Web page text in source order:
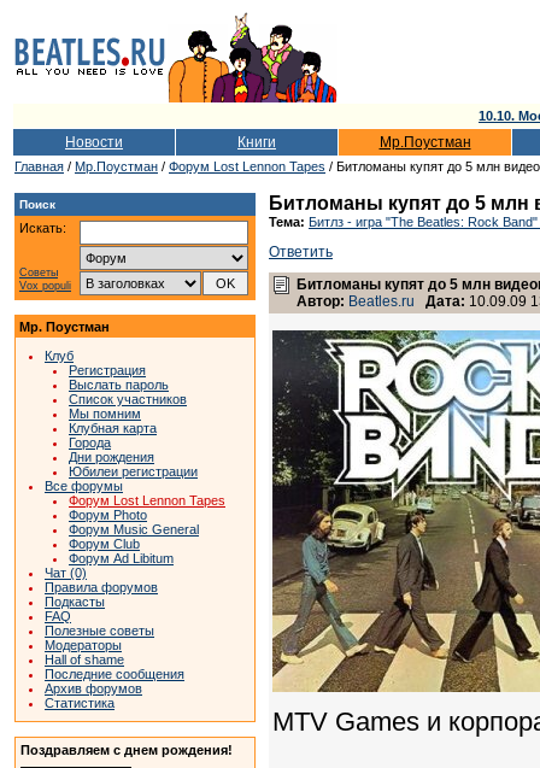
10.10.
Новости Книги Мр.Поустман
Главная / Мр.Поустман / Форум Lost Lennon Tapes / Битломаны купят до 5 млн
Поиск
Искать:
Советы
Vox populi
Мр. Поустман
Клуб
Регистрация
Выслать пароль
Список участников
Мы помним
Клубная карта
Города
Дни рождения
Юбилеи регистрации
Все форумы
Форум Lost Lennon Tapes
Форум Photo
Форум Music General
Форум Club
Форум Ad Libitum
Чат (0)
Правила форумов
Подкасты
FAQ
Полезные советы
Модераторы
Hall of shame
Последние сообщения
Архив форумов
Статистика
Поздравляем с днем рождения!
Битломаны купят до 5 млн
Тема: Битлз - игра "The Beatles: Rock
Ответить
Битломаны купят до 5 млн
Автор: Beatles.ru Дата: 10.09.09
MTV Games и